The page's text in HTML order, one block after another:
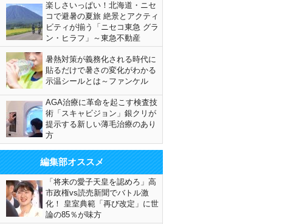
楽しさいっぱい！北海道・ニセ
コで避暑の夏旅 絶景とアクティ
ビティが揃う「ニセコ東急 グラ
ン・ヒラフ」～東急不動産
暑熱対策が義務化される時代に
貼るだけで暑さの変化がわかる
示温シールとは～ファンケル
AGA治療に革命を起こす検査技
術「スキャビジョン」銀クリが
提示する新しい薄毛治療のあり
方
編集部オススメ
「将来の愛子天皇を認めろ」高
市政権vs読売新聞でバトル激
化！ 皇室典範「再び改定」に世
論の85％が味方